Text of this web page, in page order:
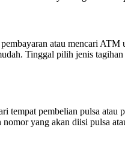
atau mencari ATM
Tinggal pilih jenis
pembelian pulsa atau
yang akan diisi pulsa